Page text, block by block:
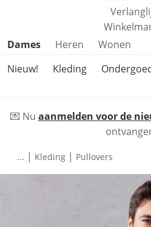
Productcategorieën overslaan
Dames Heren
Wonen
Nieuw!
Kleding
💌 Nu aanmelden voor de
... | Kleding | Pullovers